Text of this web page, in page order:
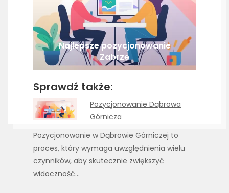
Najlepsze pozycjonowanie
Zabrze
Sprawdź także:
Pozycjonowanie Dąbrowa
Górnicza
Pozycjonowanie w Dąbrowie Górniczej to
proces, który wymaga uwzględnienia wielu
czynników, aby skutecznie zwiększyć
widoczność…